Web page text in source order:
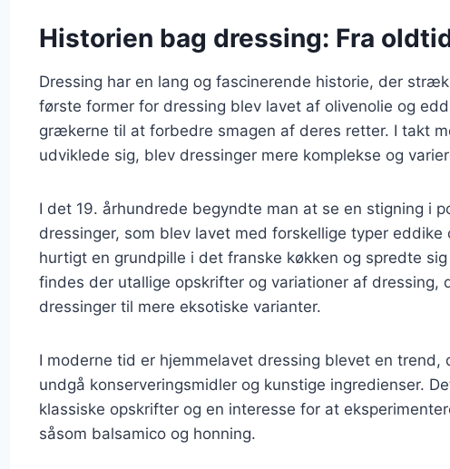
Historien bag dressing: Fra
Dressing har en lang og fascinerende historie, der
første former for dressing blev lavet af olivenolie og
grækerne til at forbedre smagen af deres retter. I takt
udviklede sig, blev dressinger mere komplekse og
I det 19. århundrede begyndte man at se en stigning i
dressinger, som blev lavet med forskellige typer
hurtigt en grundpille i det franske køkken og spredte
findes der utallige opskrifter og variationer af dressing,
dressinger til mere eksotiske varianter.
I moderne tid er hjemmelavet dressing blevet en trend,
undgå konserveringsmidler og kunstige ingredienser.
klassiske opskrifter og en interesse for at
såsom balsamico og honning.